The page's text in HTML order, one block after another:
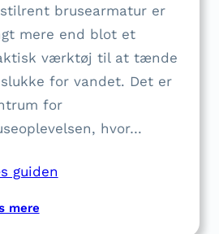
b
r
e
a
r
h
r
brusearmatur er
mere end blot et
værktøj til at tænde
slukke for vandet. Det er
for
hvor…
guiden
mere: